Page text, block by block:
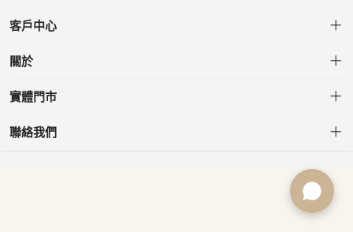
客戶中心
會員中心
關於
關於US3C
實體門市
台北小南門店
台北南港店
聯絡我們